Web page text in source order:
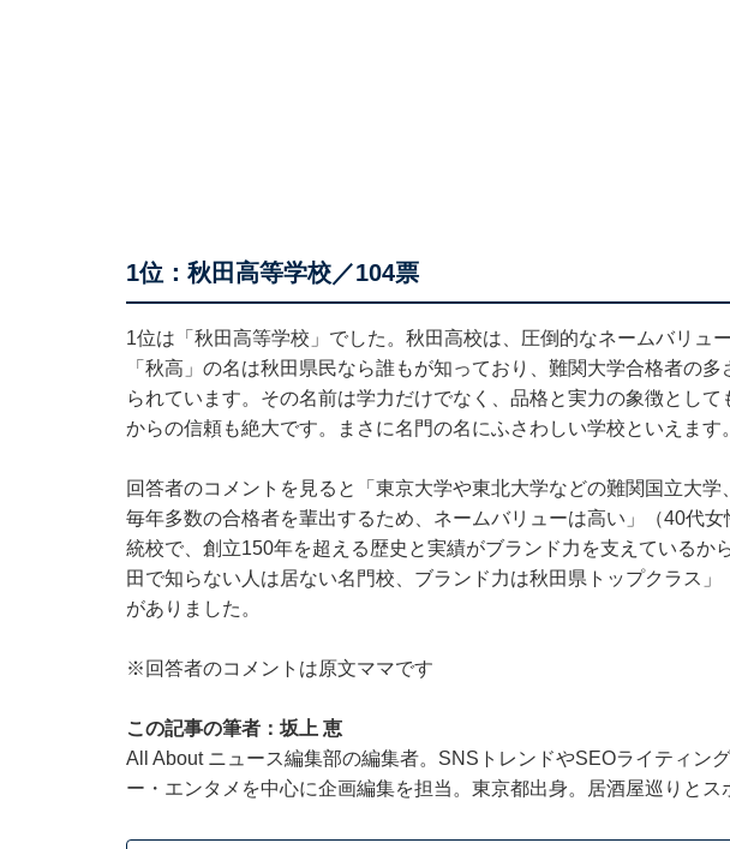
1位：秋田高等学校／104票
1位は「秋田高等学校」でした。秋田高校は、圧倒的なネームバリュ
「秋高」の名は秋田県民なら誰もが知っており、難関大学合格者の
られています。その名前は学力だけでなく、品格と実力の象徴とし
からの信頼も絶大です。まさに名門の名にふさわしい学校といえます。
回答者のコメントを見ると「東京大学や東北大学などの難関国立大
毎年多数の合格者を輩出するため、ネームバリューは高い」（40代
統校で、創立150年を超える歴史と実績がブランド力を支えているか
田で知らない人は居ない名門校、ブランド力は秋田県トップクラス
がありました。
※回答者のコメントは原文ママです
この記事の筆者：坂上 恵
All About ニュース編集部の編集者。SNSトレンドやSEOライティン
ー・エンタメを中心に企画編集を担当。東京都出身。居酒屋巡りとス